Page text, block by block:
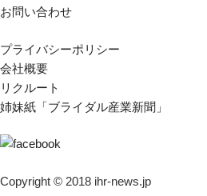
お問い合わせ
プライバシーポリシー
会社概要
リクルート
姉妹紙「ブライダル産業新聞」
Copyright © 2018 ihr-news.jp